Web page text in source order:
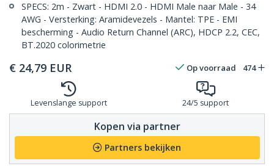
SPECS: 2m - Zwart - HDMI 2.0 - HDMI Male naar Male - 34
AWG - Versterking: Aramidevezels - Mantel: TPE - EMI
bescherming - Audio Return Channel (ARC), HDCP 2.2, CEC,
BT.2020 colorimetrie
€ 24,79 EUR Op voorraad 474
Levenslange support 24/5 support
Kopen via partner
Partners bekijken